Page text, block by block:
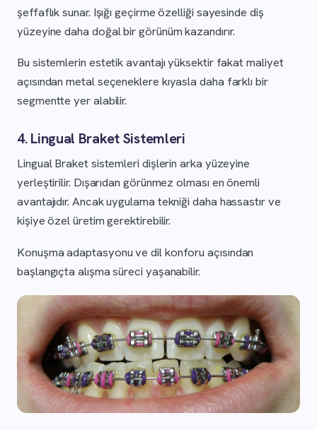
şeffaflık sunar. Işığı geçirme özelliği sayesinde diş
yüzeyine daha doğal bir görünüm kazandırır.
Bu sistemlerin estetik avantajı yüksektir fakat maliyet
açısından metal seçeneklere kıyasla daha farklı bir
segmentte yer alabilir.
4. Lingual Braket Sistemleri
Lingual Braket sistemleri dişlerin arka yüzeyine
yerleştirilir. Dışarıdan görünmez olması en önemli
avantajıdır. Ancak uygulama tekniği daha hassastır ve
kişiye özel üretim gerektirebilir.
Konuşma adaptasyonu ve dil konforu açısından
başlangıçta alışma süreci yaşanabilir.